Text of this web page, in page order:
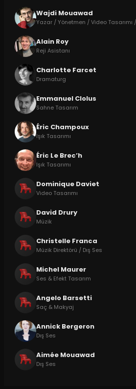
Wajdi Mouawad
Yazar / Yönetmen / Video Tasarımı /
Alain Roy
Reji Asistanı
Charlotte Farcet
Dramaturg
Emmanuel Clolus
Sahne Tasarım
Éric Champoux
Işık Tasarımı
Éric Le Brec’h
Işık Tasarımı
Dominique Daviet
Video Tasarımı
David Drury
Müzik
Christelle Franca
Müzik Direktörü / Dış Ses
Michel Maurer
Ses & Efekt Tasarım
Angelo Barsetti
Saç & Makyaj
Annick Bergeron
Dış Ses
Aimée Mouawad
Dış Ses